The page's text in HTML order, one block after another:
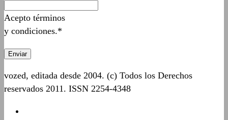
Acepto términos
y condiciones.*
vozed, editada desde 2004. (c) Todos los Derechos
reservados 2011. ISSN 2254-4348